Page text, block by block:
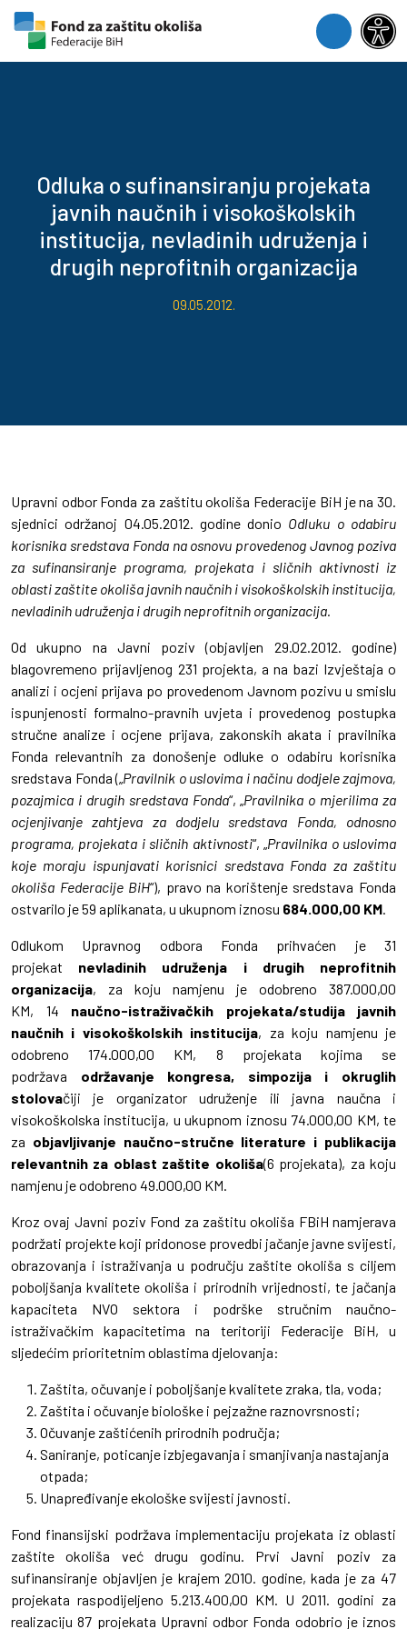
Skip to content
Skip to footer
Menu
Odluka o sufinansiranju projekata
javnih naučnih i visokoškolskih
institucija, nevladinih udruženja i
drugih neprofitnih organizacija
09.05.2012.
Upravni odbor Fonda za zaštitu okoliša Federacije BiH je na 30.
sjednici održanoj 04.05.2012. godine donio Odluku o odabiru
korisnika sredstava Fonda na osnovu provedenog Javnog poziva
za sufinansiranje programa, projekata i sličnih aktivnosti iz
oblasti zaštite okoliša javnih naučnih i visokoškolskih institucija,
nevladinih udruženja i drugih neprofitnih organizacija.
Od ukupno na Javni poziv (objavljen 29.02.2012. godine)
blagovremeno prijavljenog 231 projekta, a na bazi Izvještaja o
analizi i ocjeni prijava po provedenom Javnom pozivu u smislu
ispunjenosti formalno-pravnih uvjeta i provedenog postupka
stručne analize i ocjene prijava, zakonskih akata i pravilnika
Fonda relevantnih za donošenje odluke o odabiru korisnika
sredstava Fonda („Pravilnik o uslovima i načinu dodjele zajmova,
pozajmica i drugih sredstava Fonda“, „Pravilnika o mjerilima za
ocjenjivanje zahtjeva za dodjelu sredstava Fonda, odnosno
programa, projekata i sličnih aktivnosti“, „Pravilnika o uslovima
koje moraju ispunjavati korisnici sredstava Fonda za zaštitu
okoliša Federacije BiH“), pravo na korištenje sredstava Fonda
ostvarilo je 59 aplikanata, u ukupnom iznosu 684.000,00 KM.
Odlukom Upravnog odbora Fonda prihvaćen je 31
projekat nevladinih udruženja i drugih neprofitnih
organizacija, za koju namjenu je odobreno 387.000,00
KM, 14 naučno-istraživačkih projekata/studija javnih
naučnih i visokoškolskih institucija, za koju namjenu je
odobreno 174.000,00 KM, 8 projekata kojima se
podržava održavanje kongresa, simpozija i okruglih
stolovačiji je organizator udruženje ili javna naučna i
visokoškolska institucija, u ukupnom iznosu 74.000,00 KM, te
za objavljivanje naučno-stručne literature i publikacija
relevantnih za oblast zaštite okoliša(6 projekata), za koju
namjenu je odobreno 49.000,00 KM.
Kroz ovaj Javni poziv Fond za zaštitu okoliša FBiH namjerava
podržati projekte koji pridonose provedbi jačanje javne svijesti,
obrazovanja i istraživanja u području zaštite okoliša s ciljem
poboljšanja kvalitete okoliša i prirodnih vrijednosti, te jačanja
kapaciteta NVO sektora i podrške stručnim naučno-
istraživačkim kapacitetima na teritoriji Federacije BiH, u
sljedećim prioritetnim oblastima djelovanja:
Zaštita, očuvanje i poboljšanje kvalitete zraka, tla, voda;
Zaštita i očuvanje biološke i pejzažne raznovrsnosti;
Očuvanje zaštićenih prirodnih područja;
Saniranje, poticanje izbjegavanja i smanjivanja nastajanja
otpada;
Unapređivanje ekološke svijesti javnosti.
Fond finansijski podržava implementaciju projekata iz oblasti
zaštite okoliša već drugu godinu. Prvi Javni poziv za
sufinansiranje objavljen je krajem 2010. godine, kada je za 47
projekata raspodijeljeno 5.213.400,00 KM. U 2011. godini za
realizaciju 87 projekata Upravni odbor Fonda odobrio je iznos